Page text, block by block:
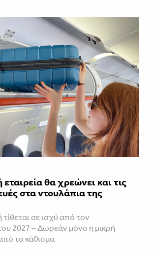
θα χρεώνει και τις
στα ντουλάπια της
τίθεται σε ισχύ από τον
2027 – Δωρεάν μόνο η μικρή
το κάθισμα